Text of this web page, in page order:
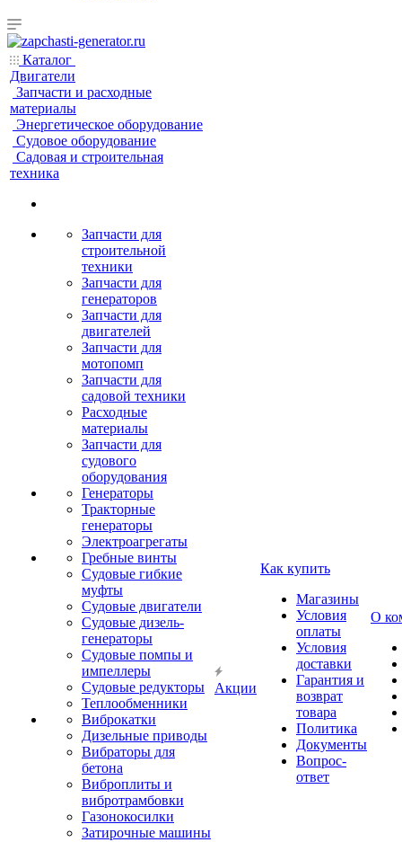
Каталог
Двигатели
Запчасти и расходные
материалы
Энергетическое оборудование
Судовое оборудование
Садовая и строительная
техника
Запчасти для
строительной
техники
Запчасти для
генераторов
Запчасти для
двигателей
Запчасти для
мотопомп
Запчасти для
садовой техники
Расходные
материалы
Запчасти для
судового
оборудования
Генераторы
Тракторные
генераторы
Электроагрегаты
Гребные винты
Судовые гибкие
муфты
Судовые двигатели
Судовые дизель-
генераторы
Судовые помпы и
импеллеры
Судовые редукторы
Теплообменники
Виброкатки
Дизельные приводы
Вибраторы для
бетона
Виброплиты и
вибротрамбовки
Газонокосилки
Затирочные машины
Акции
Как купить
Магазины
Условия
оплаты
Условия
доставки
Гарантия и
возврат
товара
Политика
Документы
Вопрос-
ответ
О